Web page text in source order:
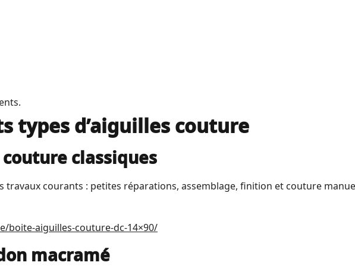
types d’aiguilles couture
classiques
travaux courants : petites réparations, assemblage, finition et couture
boite-aiguilles-couture-dc-14×90/
macramé